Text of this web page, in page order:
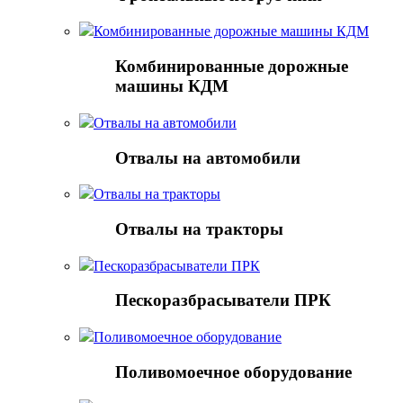
Комбинированные дорожные машины КДМ
Комбинированные дорожные
машины КДМ
Отвалы на автомобили
Отвалы на автомобили
Отвалы на тракторы
Отвалы на тракторы
Пескоразбрасыватели ПРК
Пескоразбрасыватели ПРК
Поливомоечное оборудование
Поливомоечное оборудование